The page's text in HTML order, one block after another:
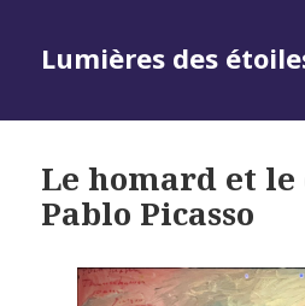
Lumières des
Le homard et le
Pablo Picasso